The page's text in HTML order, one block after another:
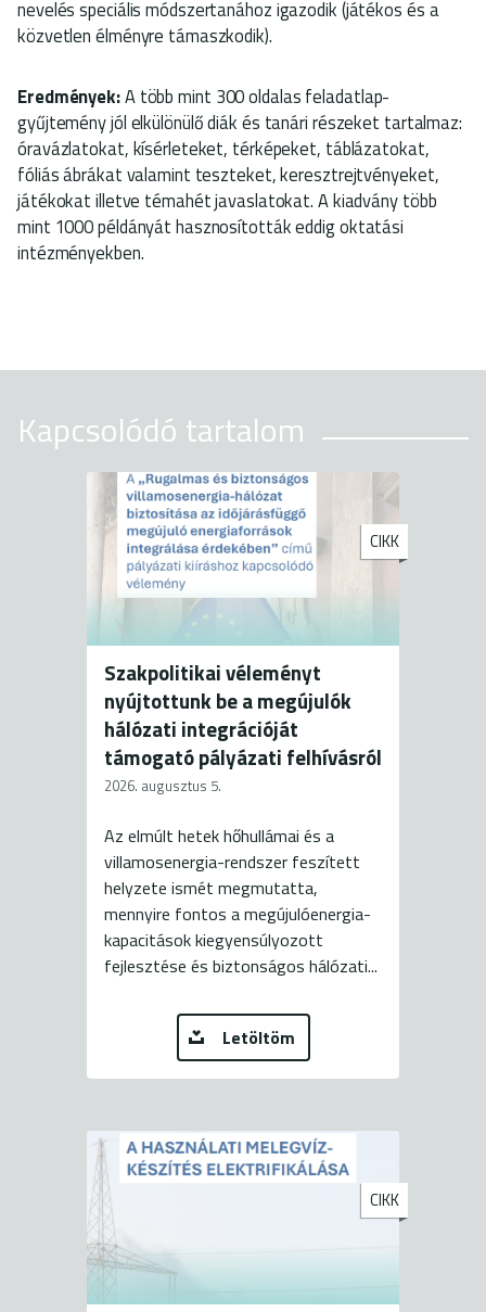
nevelés speciális módszertanához igazodik (játékos és a
közvetlen élményre támaszkodik).
Eredmények:A több mint 300 oldalas feladatlap-
gyűjtemény jól elkülönülő diák és tanári részeket tartalmaz:
óravázlatokat, kísérleteket, térképeket, táblázatokat,
fóliás ábrákat valamint teszteket, keresztrejtvényeket,
játékokat illetve témahét javaslatokat. A kiadvány több
mint 1000 példányát hasznosították eddig oktatási
intézményekben.
Kapcsolódó tartalom
CIKK
Szakpolitikai véleményt
nyújtottunk be a megújulók
hálózati integrációját
támogató pályázati felhívásról
2026. augusztus 5.
Az elmúlt hetek hőhullámai és a
villamosenergia-rendszer feszített
helyzete ismét megmutatta,
mennyire fontos a megújulóenergia-
kapacitások kiegyensúlyozott
fejlesztése és biztonságos hálózati...
Letöltöm
CIKK